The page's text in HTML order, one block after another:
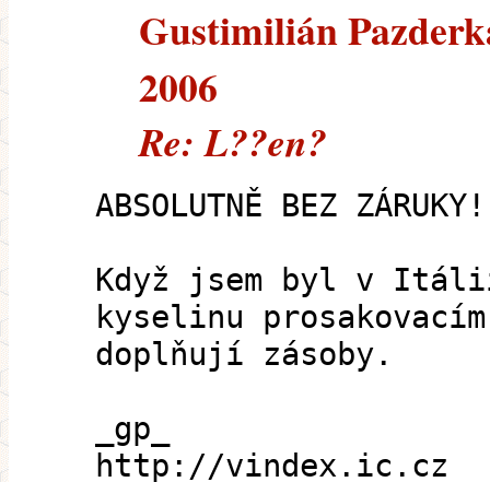
Gustimilián
2006
Re: L??en?
ABSOLUTNĚ BEZ
Když jsem byl v
kyselinu
doplňují zásoby.
_gp_
http://vindex.ic.cz